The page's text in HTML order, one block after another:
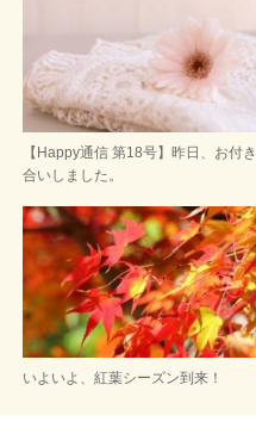
【Happy通信 第18号】昨日、お付き
合いしました。
いよいよ、紅葉シーズン到来！